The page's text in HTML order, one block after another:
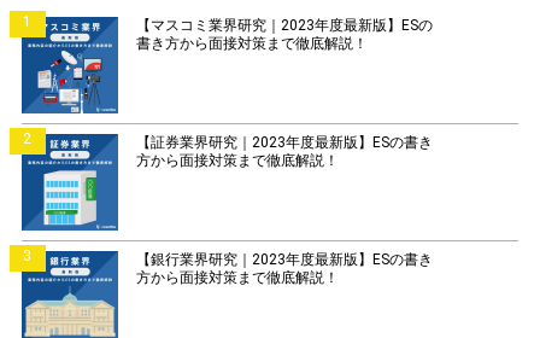
1
【マスコミ業界研究｜2023年度最新版】ESの
書き方から面接対策まで徹底解説！
2
【証券業界研究｜2023年度最新版】ESの書き
方から面接対策まで徹底解説！
3
【銀行業界研究｜2023年度最新版】ESの書き
方から面接対策まで徹底解説！